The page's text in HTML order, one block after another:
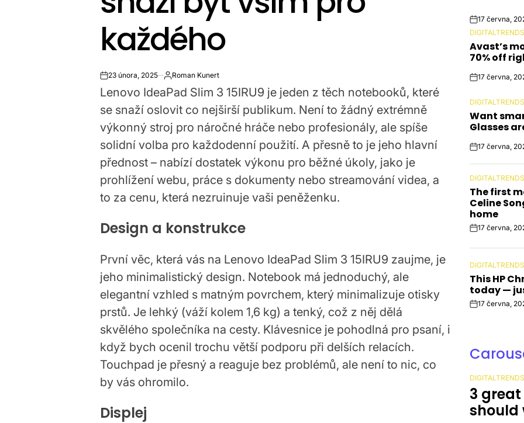
každého
on23 února, 2025 Roman Kunert
Lenovo IdeaPad Slim 3 15IRU9 je jeden z těch notebooků, které
se snaží oslovit co nejširší publikum. Není to žádný extrémně
výkonný stroj pro náročné hráče nebo profesionály, ale spíše
solidní volba pro každodenní použití. A přesně to je jeho hlavní
přednost – nabízí dostatek výkonu pro běžné úkoly, jako je
prohlížení webu, práce s dokumenty nebo streamování videa, a
to za cenu, která nezruinuje vaši peněženku.
Design a konstrukce
První věc, která vás na Lenovo IdeaPad Slim 3 15IRU9 zaujme, je
jeho minimalistický design. Notebook má jednoduchý, ale
elegantní vzhled s matným povrchem, který minimalizuje otisky
prstů. Je lehký (váží kolem 1,6 kg) a tenký, což z něj dělá
skvělého společníka na cesty. Klávesnice je pohodlná pro psaní, i
když bych ocenil trochu větší podporu při delších relacích.
Touchpad je přesný a reaguje bez problémů, ale není to nic, co
by vás ohromilo.
Displej
Post
Date
17 června,
POSTED
IN
DIGITALTRENDS
Avast’s
70% off
Post17 června,
POSTED
IN
DIGITALTRENDS
Want
Glasses
Post17 června,
POSTED
IN
DIGITALTRENDS
The first
Celine
home
Post17 června,
POSTED
IN
DIGITALTRENDS
This HP
today —
Post17 června,
POSTED
IN
DIGITALTRENDS
3 great
should